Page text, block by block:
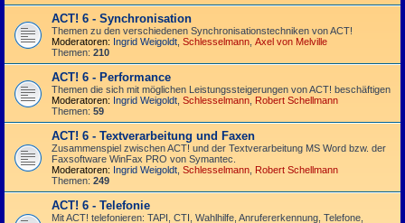
ACT! 6 - Synchro­nisation
Themen zu den verschiedenen Synchro­nisations­­techniken von ACT!
Moderatoren: Ingrid Weigoldt Schlesselmann Axel von Melville
Themen: 210
ACT! 6 - Performance
Themen die sich mit möglichen Leistungssteigerungen von ACT! beschäftigen
Moderatoren: Ingrid Weigoldt Schlesselmann Robert Schellmann
Themen: 59
ACT! 6 - Textverarbeitung und Faxen
Zusammenspiel zwischen ACT! und der Textverarbeitung MS Word bzw. der
Faxsoftware WinFax PRO von Symantec.
Moderatoren: Ingrid Weigoldt Schlesselmann Robert Schellmann
Themen: 249
ACT! 6 - Telefonie
Mit ACT! telefonieren: TAPI, CTI, Wahlhilfe, Anrufererkennung, Telefone,